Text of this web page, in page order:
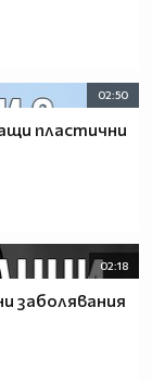
02:50
пластични
02:18
заболявания